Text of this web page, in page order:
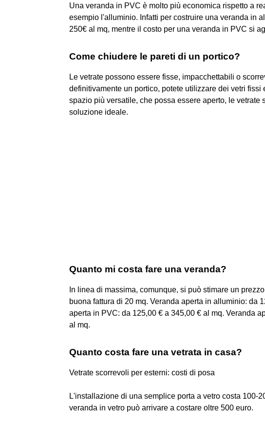
Una veranda in PVC è molto più economica rispetto a
esempio l'alluminio. Infatti per costruire una veranda in
250€ al mq, mentre il costo per una veranda in PVC si
Come chiudere le pareti di un portico?
Le vetrate possono essere fisse, impacchettabili o
definitivamente un portico, potete utilizzare dei vetri
spazio più versatile, che possa essere aperto, le vetrate
soluzione ideale.
Quanto mi costa fare una veranda?
In linea di massima, comunque, si può stimare un
buona fattura di 20 mq. Veranda aperta in alluminio: da
aperta in PVC: da 125,00 € a 345,00 € al mq. Veranda
al mq.
Quanto costa fare una vetrata in casa?
Vetrate scorrevoli per esterni: costi di posa
L'installazione di una semplice porta a vetro costa 100-
veranda in vetro può arrivare a costare oltre 500 euro.